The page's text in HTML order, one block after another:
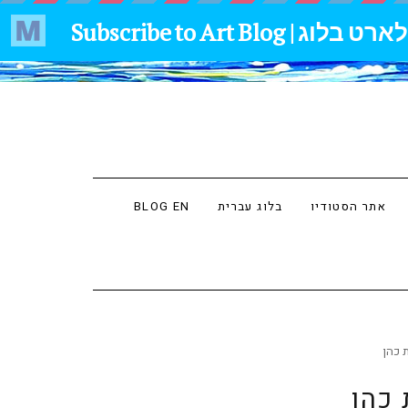
אתר הסטודיו בלוג עברית BLOG EN
כהן
כהן